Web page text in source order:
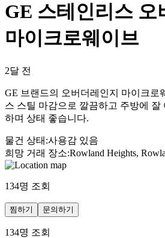
GE 스테인리스 오
마이크로웨이브
2달 전
GE 브랜드의 오버더레인지 마이크로
스 스틸 마감으로 깔끔하고 주방에 잘
하며 상태 좋습니다.
물건 상태 :사용감 있음
희망 거래 장소:Rowland Heights,
134명 조회
찜하기 문의하기
134명 조회